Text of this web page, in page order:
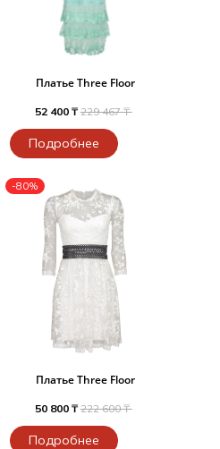
Платье Three Floor
52 400 ₸ 229 467 ₸
Подробнее
-80%
Платье Three Floor
50 800 ₸ 222 600 ₸
Подробнее